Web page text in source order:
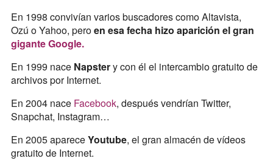
En 1998 convivían varios buscadores como Altavista,
Ozú o Yahoo, peroen esa fecha hizo aparición el gran
gigante Google.
En 1999 nace Napstery con él el intercambio gratuito de
archivos por Internet.
En 2004 nace Facebook, después vendrían Twitter,
Snapchat, Instagram…
En 2005 apareceYoutube, el gran almacén de vídeos
gratuito de Internet.